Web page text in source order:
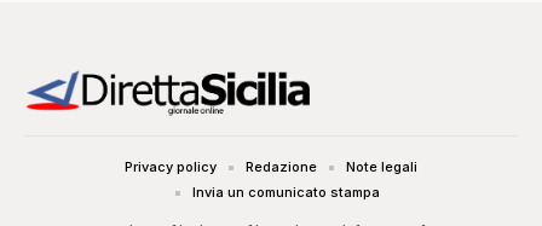
Privacy policy Redazione
Note legali
Invia un comunicato stampa